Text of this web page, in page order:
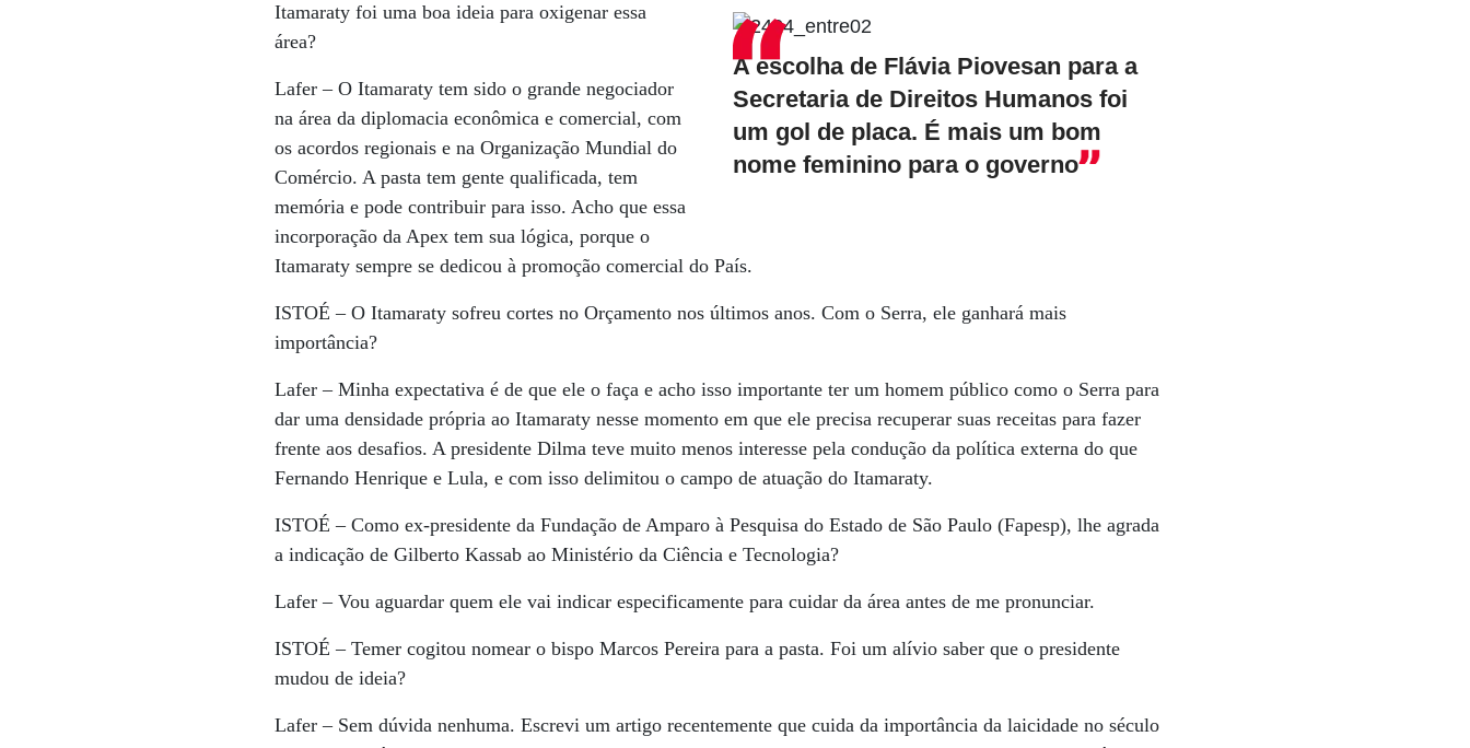
A escolha de Flávia Piovesan para a
Secretaria de Direitos Humanos foi
um gol de placa. É mais um bom
nome feminino para o governo
Itamaraty foi uma boa ideia para oxigenar essa
área?
Lafer – O Itamaraty tem sido o grande negociador
na área da diplomacia econômica e comercial, com
os acordos regionais e na Organização Mundial do
Comércio. A pasta tem gente qualificada, tem
memória e pode contribuir para isso. Acho que essa
incorporação da Apex tem sua lógica, porque o
Itamaraty sempre se dedicou à promoção comercial do País.
ISTOÉ – O Itamaraty sofreu cortes no Orçamento nos últimos anos. Com o Serra, ele ganhará mais
importância?
Lafer – Minha expectativa é de que ele o faça e acho isso importante ter um homem público como o Serra para
dar uma densidade própria ao Itamaraty nesse momento em que ele precisa recuperar suas receitas para fazer
frente aos desafios. A presidente Dilma teve muito menos interesse pela condução da política externa do que
Fernando Henrique e Lula, e com isso delimitou o campo de atuação do Itamaraty.
ISTOÉ – Como ex-presidente da Fundação de Amparo à Pesquisa do Estado de São Paulo (Fapesp), lhe agrada
a indicação de Gilberto Kassab ao Ministério da Ciência e Tecnologia?
Lafer – Vou aguardar quem ele vai indicar especificamente para cuidar da área antes de me pronunciar.
ISTOÉ – Temer cogitou nomear o bispo Marcos Pereira para a pasta. Foi um alívio saber que o presidente
mudou de ideia?
Lafer – Sem dúvida nenhuma. Escrevi um artigo recentemente que cuida da importância da laicidade no século